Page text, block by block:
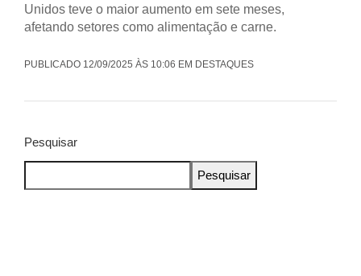
Unidos teve o maior aumento em sete meses,
afetando setores como alimentação e carne.
PUBLICADO 12/09/2025 ÀS 10:06 EM DESTAQUES
Pesquisar
Pesquisar